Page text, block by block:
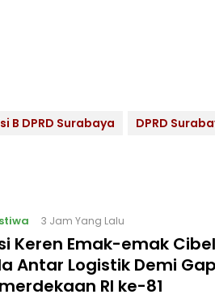
B DPRD Surabaya DPRD
3 Jam Yang Lalu
Keren Emak-emak
Antar Logistik Demi
RI ke-81